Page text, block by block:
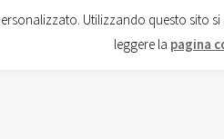
Utilizzando questo
leggere la pagina